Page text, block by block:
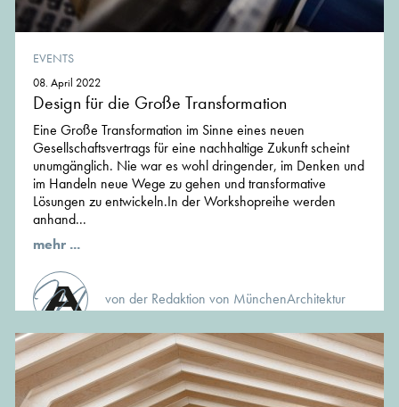
EVENTS
08. April 2022
Design für die Große Transformation
Eine Große Transformation im Sinne eines neuen
Gesellschaftsvertrags für eine nachhaltige Zukunft scheint
unumgänglich. Nie war es wohl dringender, im Denken und
im Handeln neue Wege zu gehen und transformative
Lösungen zu entwickeln.In der Workshopreihe werden
anhand...
mehr ...
von der Redaktion von MünchenArchitektur